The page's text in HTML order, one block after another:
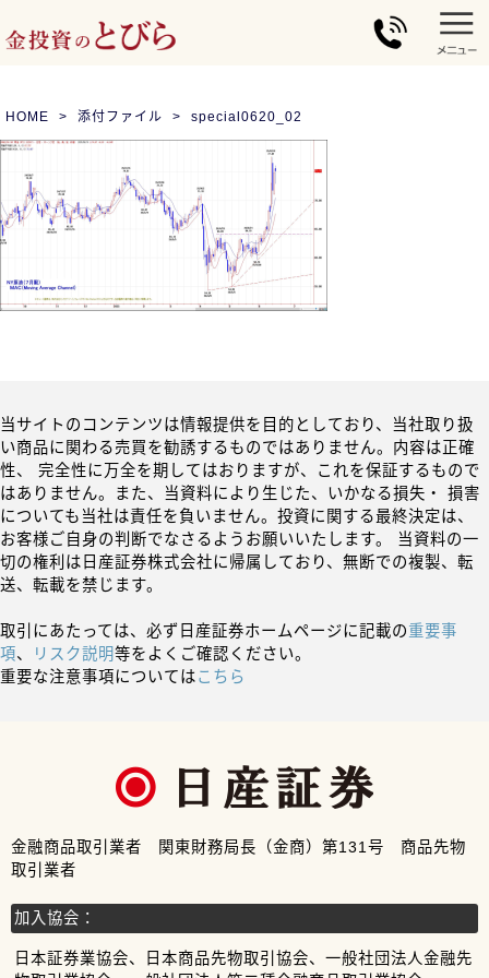
HOME 添付ファイル special0620_02
当サイトのコンテンツは情報提供を目的としており、当社取り扱
い商品に関わる売買を勧誘するものではありません。内容は正確
性、 完全性に万全を期してはおりますが、これを保証するもので
はありません。また、当資料により生じた、いかなる損失・ 損害
についても当社は責任を負いません。投資に関する最終決定は、
お客様ご自身の判断でなさるようお願いいたします。 当資料の一
切の権利は日産証券株式会社に帰属しており、無断での複製、転
送、転載を禁じます。
取引にあたっては、必ず日産証券ホームページに記載の重要事
項、 リスク説明等をよくご確認ください。
重要な注意事項についてはこちら
金融商品取引業者 関東財務局長（金商）第131号 商品先物
取引業者
加入協会：
日本証券業協会、日本商品先物取引協会、一般社団法人金融先